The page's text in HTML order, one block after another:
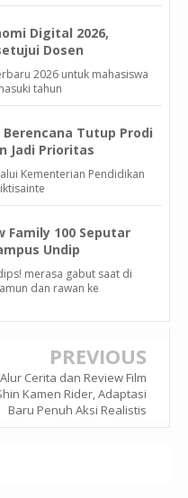
Digital 2026,
Dosen
2026 untuk mahasiswa
tahun
Tutup Prodi
Jadi Prioritas
Kementerian Pendidikan
Family 100 Seputar
Undip
merasa gabut saat di
dan rawan ke
PREVIOUS
Alur Cerita dan Review Film
Kamen Rider, Adaptasi
Baru Penuh Aksi Realistis